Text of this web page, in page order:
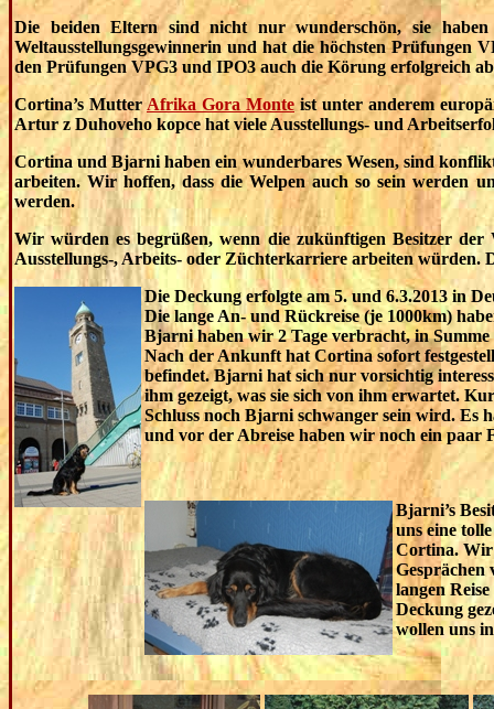
Die beiden Eltern sind nicht nur wunderschön, sie
Weltausstellungsgewinnerin und hat die höchsten Prüfungen
den Prüfungen VPG3 und IPO3 auch die Körung erfolgreich
Cortina’s Mutter Afrika Gora Monteist unter anderem
Artur z Duhoveho kopce hat viele Ausstellungs- und
Cortina und Bjarni haben ein wunderbares Wesen, sind
arbeiten. Wir hoffen, dass die Welpen auch so sein werden
werden.
Wir würden es begrüßen, wenn die zukünftigen Besitzer
Ausstellungs-, Arbeits- oder Züchterkarriere arbeiten würden.
Die Deckung erfolgte am 5. und 6.3.2013 in
Die lange An- und Rückreise (je 1000km)
Bjarni haben wir 2 Tage verbracht, in Summe
Nach der Ankunft hat Cortina sofort
befindet. Bjarni hat sich nur vorsichtig
ihm gezeigt, was sie sich von ihm erwartet.
Schluss noch Bjarni schwanger sein wird. Es
und vor der Abreise haben wir noch ein paar
Bjarni’s
uns eine
Cortina. Wir
Gesprächen
langen
Deckung
wollen uns